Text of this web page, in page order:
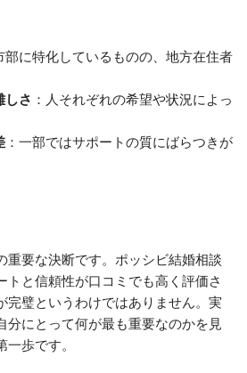
部に特化しているものの、地方在住者
しさ ：人それぞれの希望や状況によっ
：一部ではサポートの質にばらつきが
重要な決断です。ポッシビ結婚相談
トと信頼性が口コミでも高く評価さ
完璧というわけではありません。実
分にとって何が最も重要なのかを見
歩です。